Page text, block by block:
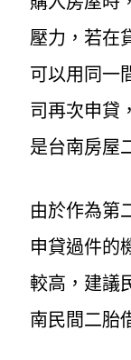
壓力，若在
可以用同一
司再次申貸
是台南房屋
由於作為第
申貸過件的
較高，建議
南民間二胎